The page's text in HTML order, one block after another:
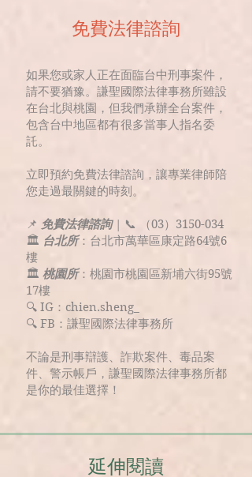
免費法律諮詢
如果您或家人正在面臨台中刑事案件，
請不要猶豫。謙聖國際法律事務所雖設
在台北與桃園，但我們承辦全台案件，
包含台中地區都有很多當事人指名委
託。
立即預約免費法律諮詢，讓專業律師陪
您走過最關鍵的時刻。
📌 免費法律諮詢| 📞 （03）3150-034
🏛 台北所：台北市萬華區康定路64號6
樓
🏛 桃園所：桃園市桃園區新埔六街95號
17樓
🔍 IG：chien.sheng_
🔍 FB：謙聖國際法律事務所
不論是刑事辯護、詐欺案件、毒品案
件、警示帳戶，謙聖國際法律事務所都
是你的最佳選擇！
延伸閱讀